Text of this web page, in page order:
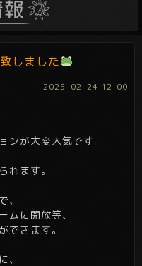
しました
2025-02-24 12:00
ンが大変人気です。
れます。
、
ムに開放等、
できます。
、